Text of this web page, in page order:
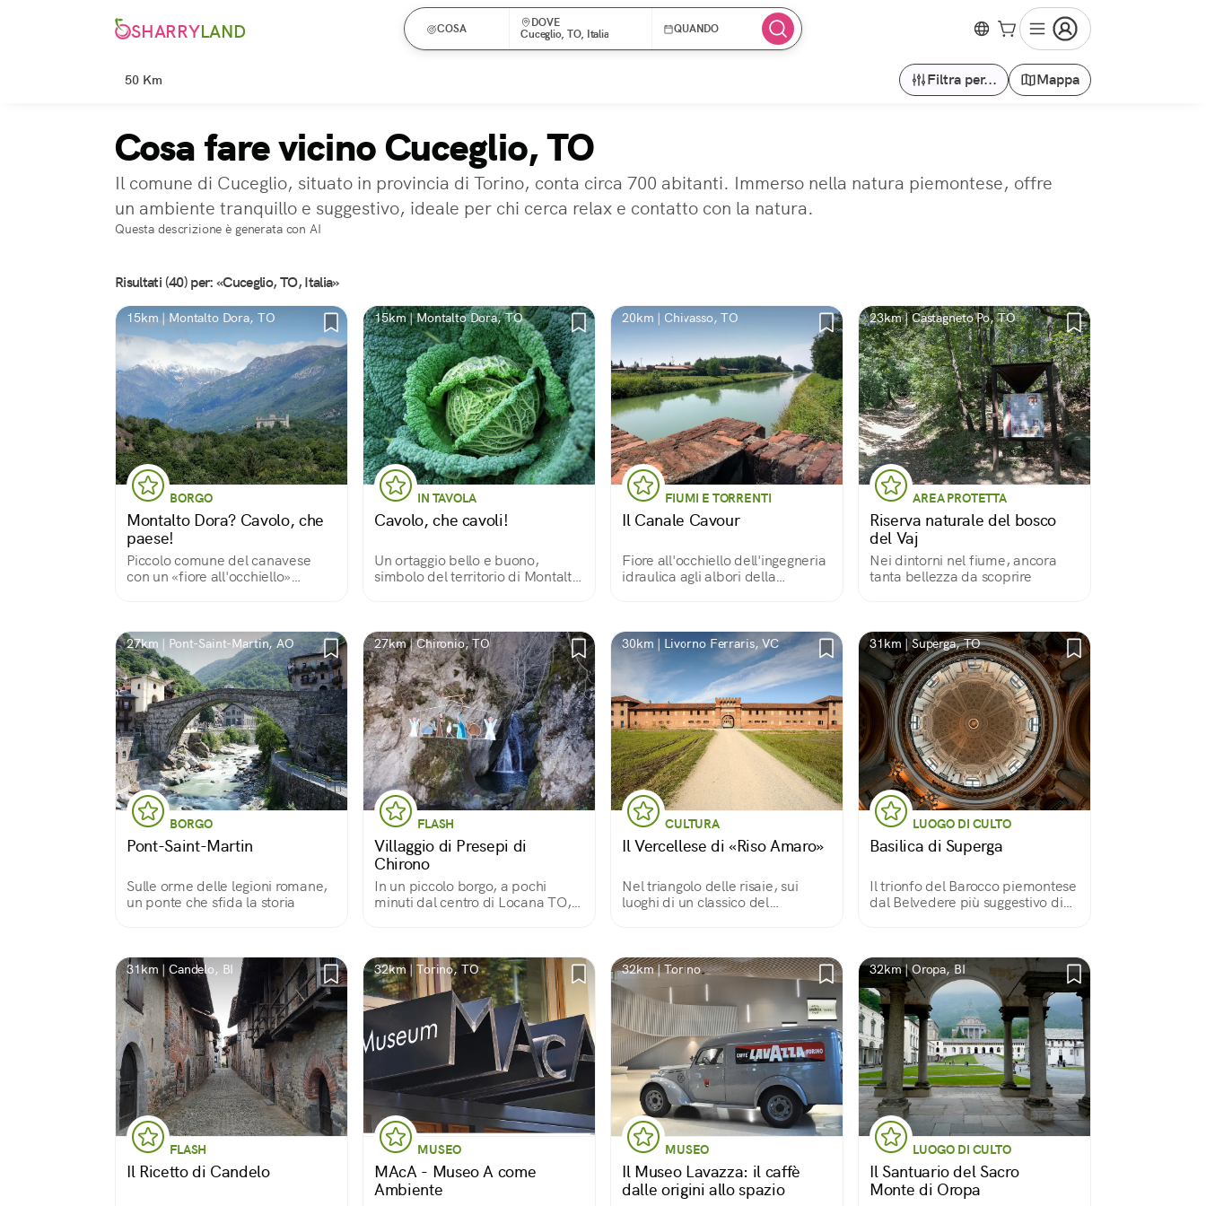
SHARRYLAND COSA
DOVE
Cuceglio, TO, Italia
QUANDO
50 Km Filtra per... Mappa
Cosa fare vicino Cuceglio, TO
Il comune di Cuceglio, situato in provincia di Torino, conta circa 700 abitanti. Immerso nella natura piemontese, offre
un ambiente tranquillo e suggestivo, ideale per chi cerca relax e contatto con la natura.
Questa descrizione è generata con AI
Risultati (40) per: «Cuceglio, TO, Italia»
15km | Montalto Dora, TO
BORGO
Montalto Dora? Cavolo, che
paese!
Piccolo comune del canavese
con un «fiore all'occhiello»
15km | Montalto Dora, TO
IN TAVOLA
Cavolo, che cavoli!
Un ortaggio bello e buono,
simbolo del territorio di Montalto
20km | Chivasso, TO
FIUMI E TORRENTI
Il Canale Cavour
Fiore all'occhiello dell'ingegneria
idraulica agli albori della
23km | Castagneto Po, TO
AREA PROTETTA
Riserva naturale del bosco
del Vaj
Nei dintorni nel fiume, ancora
tanta bellezza da scoprire
27km | Pont-Saint-Martin, AO
BORGO
Pont-Saint-Martin
Sulle orme delle legioni romane,
un ponte che sfida la storia
27km | Chironio, TO
FLASH
Villaggio di Presepi di
Chirono
In un piccolo borgo, a pochi
minuti dal centro di Locana TO,
svariati materiali.
30km | Livorno Ferraris, VC
CULTURA
Il Vercellese di «Riso Amaro»
Nel triangolo delle risaie, sui
luoghi di un classico del
31km | Superga, TO
LUOGO DI CULTO
Basilica di Superga
Il trionfo del Barocco piemontese
dal Belvedere più suggestivo di
31km | Candelo, BI
FLASH
Il Ricetto di Candelo
32km | Torino, TO
MUSEO
MAcA - Museo A come
Ambiente
32km | Torino
MUSEO
Il Museo Lavazza: il caffè
dalle origini allo spazio
32km | Oropa, BI
LUOGO DI CULTO
Il Santuario del Sacro
Monte di Oropa